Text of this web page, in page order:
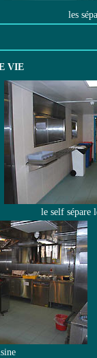
les
VIE
le self sépare